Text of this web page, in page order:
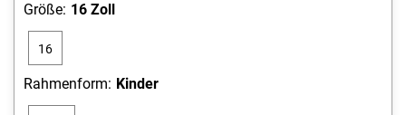
Größe: 16 Zoll
16
Rahmenform: Kinder